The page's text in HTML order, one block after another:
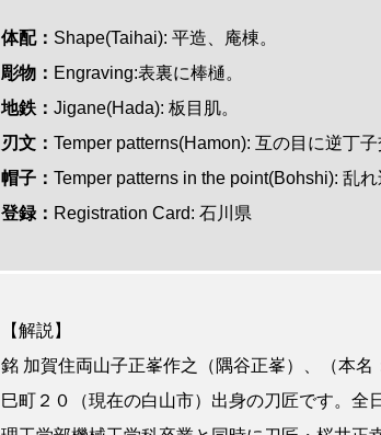
体配： Shape(Taihai): 平造、庵棟。
彫物： Engraving:表裏に棒樋。
地鉄： Jigane(Hada): 板目肌。
刃文： Temper patterns(Hamon): 互の目に逆丁子
帽子： Temper patterns in the point(Bohshi): 乱れ
登録： Registration Card: 石川県
【解説】
銘 加賀住両山子正峯作之（隅谷正峯）、（本
巳町２０（現在の白山市）出身の刀匠です。